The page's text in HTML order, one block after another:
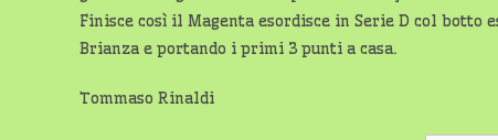
Finisce così il Magenta esordisce in Serie D col botto
Brianza e portando i primi 3 punti a casa.
Tommaso Rinaldi